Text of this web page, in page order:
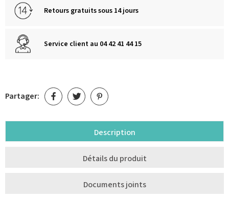
Retours gratuits sous 14 jours
Service client au 04 42 41 44 15
Partager:
Description
Détails du produit
Documents joints